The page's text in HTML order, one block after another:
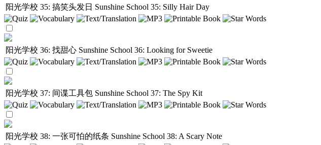
阳光学校 35: 搞笑头发日 Sunshine School 35: Silly Hair Day
阳光学校 36: 找甜心 Sunshine School 36: Looking for Sweetie
阳光学校 37: 间谍工具包 Sunshine School 37: The Spy Kit
阳光学校 38: 一张可怕的纸条 Sunshine School 38: A Scary Note